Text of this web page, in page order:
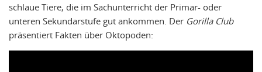
schlaue Tiere, die im Sachunterricht der Primar- oder
unteren Sekundarstufe gut ankommen. Der Gorilla Club
präsentiert Fakten über Oktopoden: